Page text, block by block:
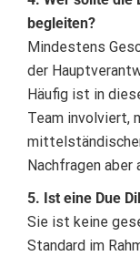
begleiten?
Mindestens
der
Häufig ist in
Team involviert,
Nachfragen
5. Ist eine Due
Sie ist keine
Standard im